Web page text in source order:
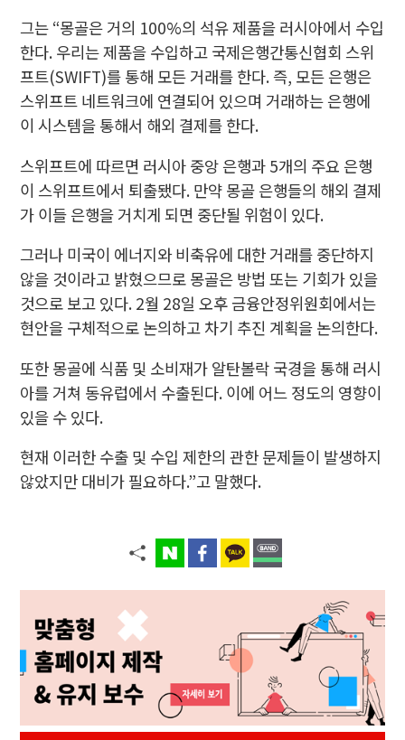
그는 “몽골은 거의 100%의 석유 제품을 러시아에서 수입
한다. 우리는 제품을 수입하고 국제은행간통신협회 스위
프트(SWIFT)를 통해 모든 거래를 한다. 즉, 모든 은행은
스위프트 네트워크에 연결되어 있으며 거래하는 은행에
이 시스템을 통해서 해외 결제를 한다.
스위프트에 따르면 러시아 중앙 은행과 5개의 주요 은행
이 스위프트에서 퇴출됐다. 만약 몽골 은행들의 해외 결제
가 이들 은행을 거치게 되면 중단될 위험이 있다.
그러나 미국이 에너지와 비축유에 대한 거래를 중단하지
않을 것이라고 밝혔으므로 몽골은 방법 또는 기회가 있을
것으로 보고 있다. 2월 28일 오후 금융안정위원회에서는
현안을 구체적으로 논의하고 차기 추진 계획을 논의한다.
또한 몽골에 식품 및 소비재가 알탄볼락 국경을 통해 러시
아를 거쳐 동유럽에서 수출된다. 이에 어느 정도의 영향이
있을 수 있다.
현재 이러한 수출 및 수입 제한의 관한 문제들이 발생하지
않았지만 대비가 필요하다.”고 말했다.